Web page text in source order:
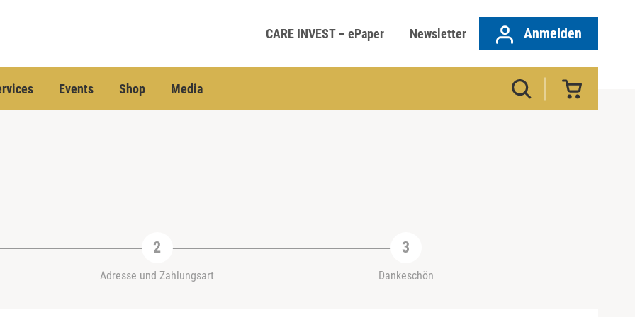
CARE INVEST – ePaper Newsletter Anmelden
Events Shop Media
Adresse und Zahlungsart Dankeschön